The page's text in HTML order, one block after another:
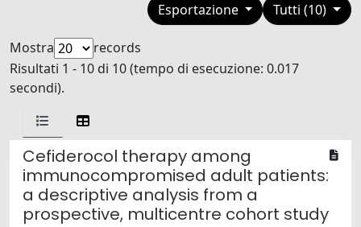
Tutti (10)
Esportazione
Mostra
records
Risultati 1 - 10 di 10 (tempo di esecuzione: 0.017
secondi).
Cefiderocol therapy among
immunocompromised adult patients:
a descriptive analysis from a
prospective, multicentre cohort study